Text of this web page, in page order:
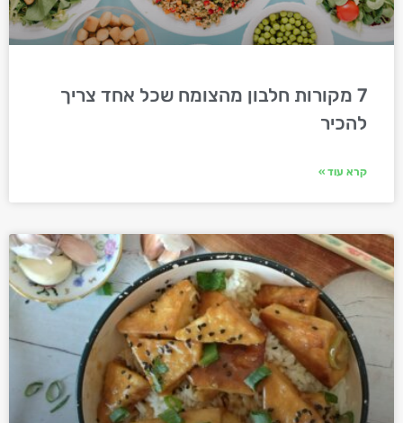
7 מקורות חלבון מהצומח שכל אחד צריך
להכיר
קרא עוד »